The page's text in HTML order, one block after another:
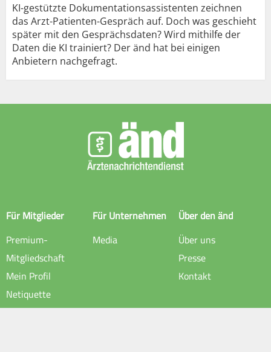
KI-gestützte Dokumentationsassistenten zeichnen
das Arzt-Patienten-Gespräch auf. Doch was geschieht
später mit den Gesprächsdaten? Wird mithilfe der
Daten die KI trainiert? Der änd hat bei einigen
Anbietern nachgefragt.
Für Mitglieder
Premium-
Mitgliedschaft
Mein Profil
Netiquette
Für Unternehmen
Media
Über den änd
Über uns
Presse
Kontakt
Rechtliche Hinweise